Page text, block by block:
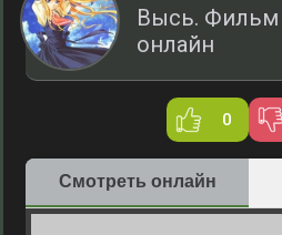
Высь. Фильм
онлайн
0
Смотреть онлайн